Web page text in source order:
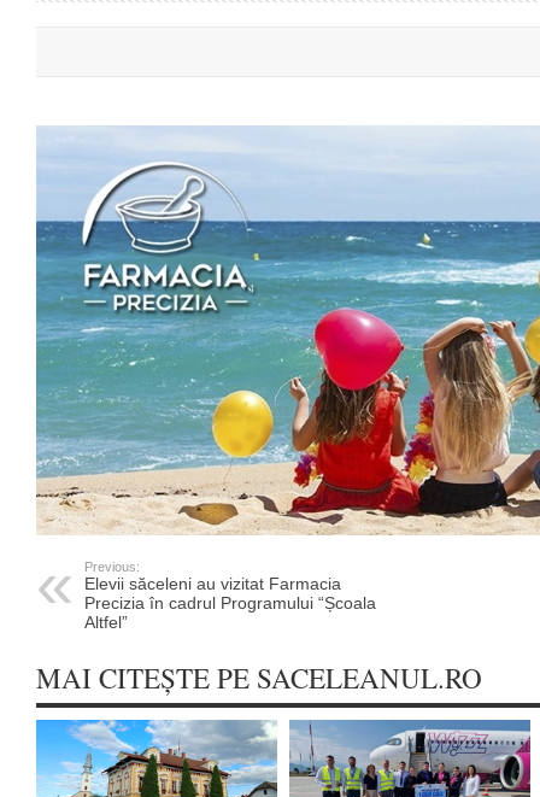
Previous:
Elevii săceleni au vizitat Farmacia
Precizia în cadrul Programului “Școala
Altfel”
MAI CITEȘTE PE SACELEANUL.RO